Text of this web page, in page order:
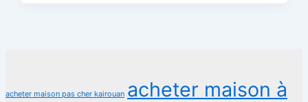
acheter maison pas cher kairouan acheter maison à